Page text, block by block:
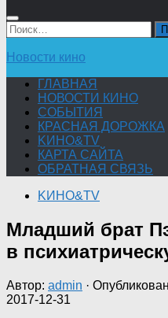
Найти:
Новости кино
ГЛАВНАЯ
НОВОСТИ КИНО
СОБЫТИЯ
КРАСНАЯ ДОРОЖКА
KИНО&TV
КАРТА САЙТА
ОБРАТНАЯ СВЯЗЬ
KИНО&TV
Младший брат
в
Автор: admin ·
2017-12-31